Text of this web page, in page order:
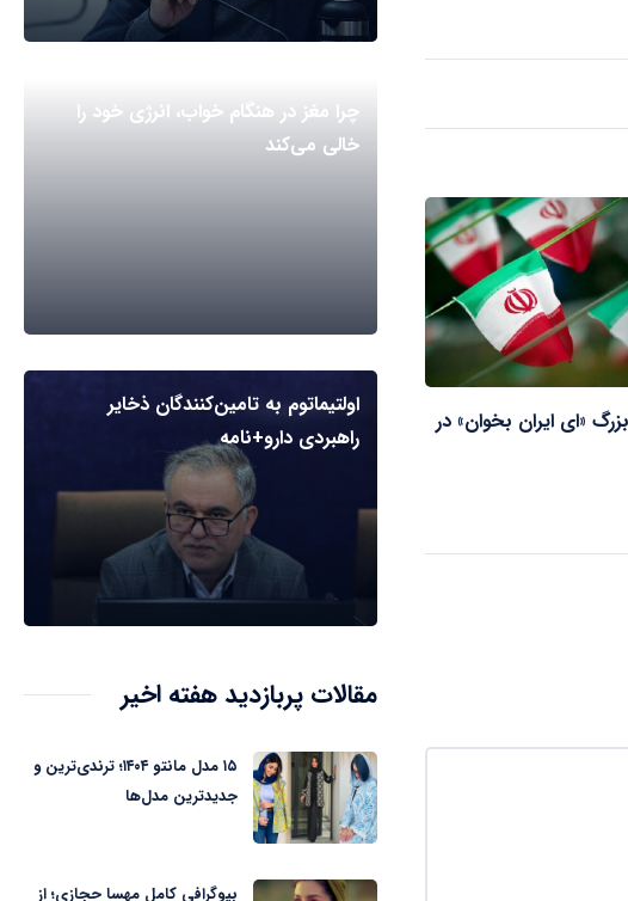
«ای ایران بخوان» در
چرا مغز در هنگام خواب، انرژی خود را
خالی می‌کند
اولتیماتوم به تامین‌کنندگان ذخایر
راهبردی دارو+نامه
مقالات پربازدید هفته اخیر
۱۵ مدل مانتو ۱۴۰۴؛ ترندی‌ترین و
جدیدترین مدل‌ها
بیوگرافی کامل مهسا حجازی؛ از